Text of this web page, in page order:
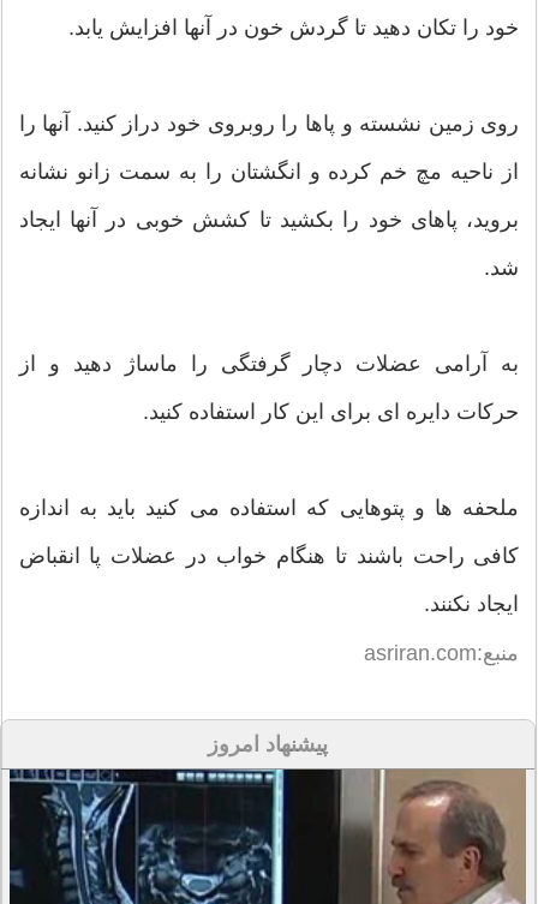
خود را تکان دهید تا گردش خون در آنها افزایش یابد.
روی زمین نشسته و پاها را روبروی خود دراز کنید. آنها را
از ناحیه مچ خم کرده و انگشتان را به سمت زانو نشانه
بروید، پاهای خود را بکشید تا کشش خوبی در آنها ایجاد
شد.
به آرامی عضلات دچار گرفتگی را ماساژ دهید و از
حرکات دایره ای برای این کار استفاده کنید.
ملحفه ها و پتوهایی که استفاده می کنید باید به اندازه
کافی راحت باشند تا هنگام خواب در عضلات پا انقباض
ایجاد نکنند.
منبع:asriran.com
پیشنهاد امروز